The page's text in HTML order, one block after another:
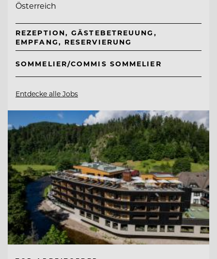
Österreich
REZEPTION, GÄSTEBETREUUNG,
EMPFANG, RESERVIERUNG
SOMMELIER/COMMIS SOMMELIER
Entdecke alle Jobs